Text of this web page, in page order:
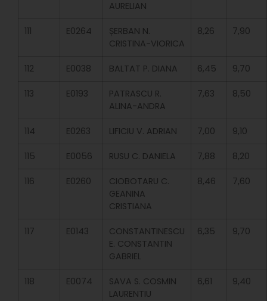
AURELIAN
111 E0264
ȘERBAN N.
CRISTINA-VIORICA
8,26 7,90
112 E0038 BALTAT P. DIANA 6,45 9,70
113 E0193
PATRASCU R.
ALINA-ANDRA
7,63 8,50
114 E0263 LIFICIU V. ADRIAN 7,00 9,10
115 E0056 RUSU C. DANIELA 7,88 8,20
116 E0260
CIOBOTARU C.
GEANINA
CRISTIANA
8,46 7,60
117 E0143
CONSTANTINESCU
E. CONSTANTIN
GABRIEL
6,35 9,70
118 E0074
SAVA S. COSMIN
LAURENTIU
6,61 9,40